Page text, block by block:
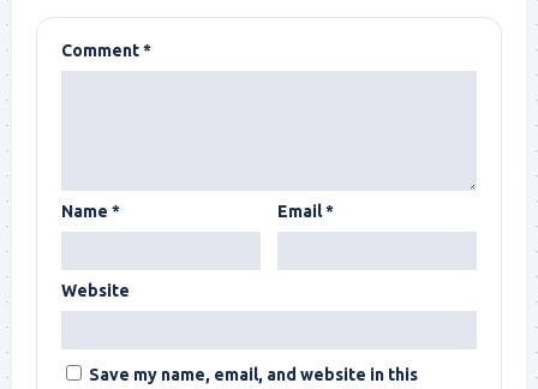
Comment*
Name * Email*
Website
Save my name, email, and website in this